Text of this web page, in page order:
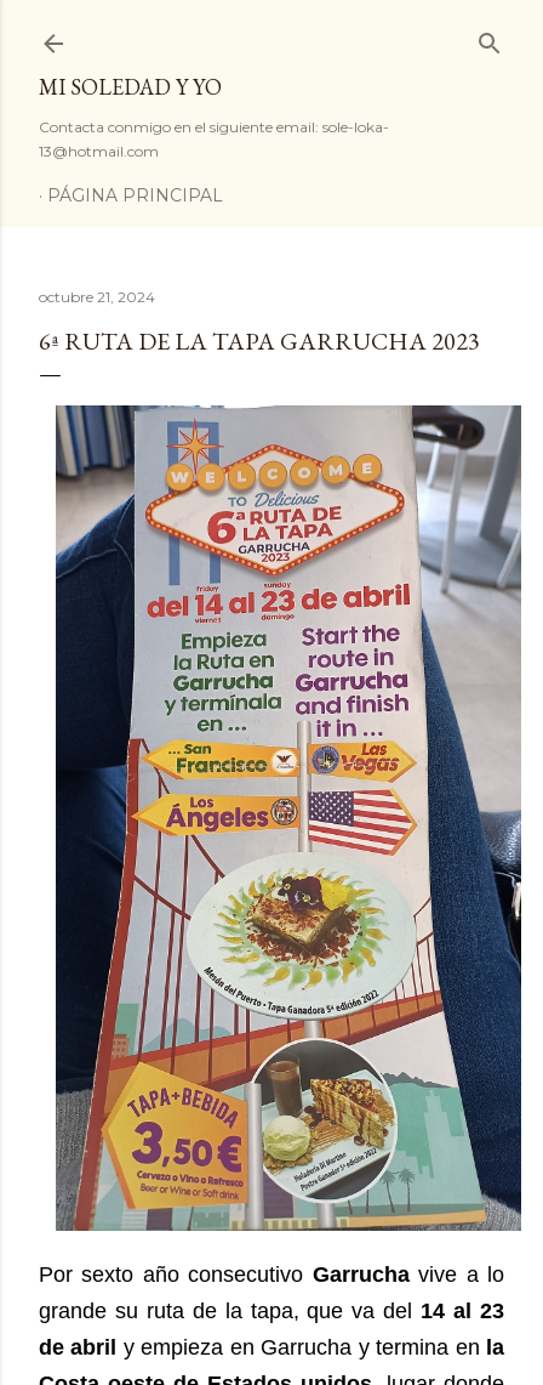
MI SOLEDAD Y YO
Contacta conmigo en el siguiente email: sole-loka-
13@hotmail.com
PÁGINA PRINCIPAL
octubre 21, 2024
6ª RUTA DE LA TAPA GARRUCHA 2023
Por sexto año consecutivo Garruchavive a lo
grande su ruta de la tapa, que va del 14 al 23
de abril y empieza en Garrucha y termina en la